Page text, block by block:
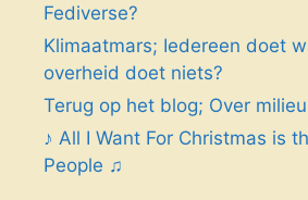
Fediverse?
Klimaatmars; Iedereen doet
overheid doet niets?
Terug op het blog; Over
♪ All I Want For Christmas is
People ♫